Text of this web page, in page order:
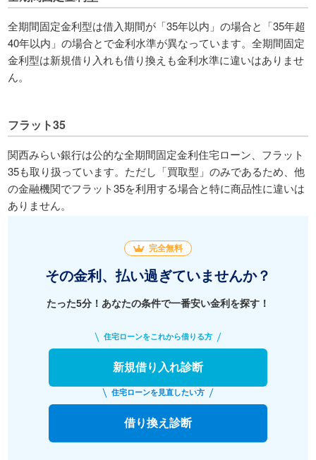
全期間固定金利型は借入期間が「35年以内」の場合と「35年超
40年以内」の場合とで金利水準が異なっています。全期間固定
金利型は新規借り入れも借り換えも金利水準に違いはありませ
ん。
フラット35
関西みらい銀行は公的な全期間固定金利住宅ローン、フラット
35も取り扱っています。ただし「買取型」のみであるため、他
の金融機関でフラット35を利用する場合と特に商品性に違いは
ありません。
完全無料
その金利、払い過ぎていませんか？
たった5分！あなたの条件で一番安い金利を探す！
住宅ローンをこれから借りる方
新規借り入れ診断
住宅ローンを見直したい方
借り換え診断